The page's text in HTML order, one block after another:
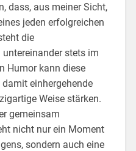
dass, aus meiner Sicht,
jeden erfolgreichen
die
stets im
Humor kann diese
einhergehende
Weise stärken.
gemeinsam
nicht nur ein Moment
sondern auch eine